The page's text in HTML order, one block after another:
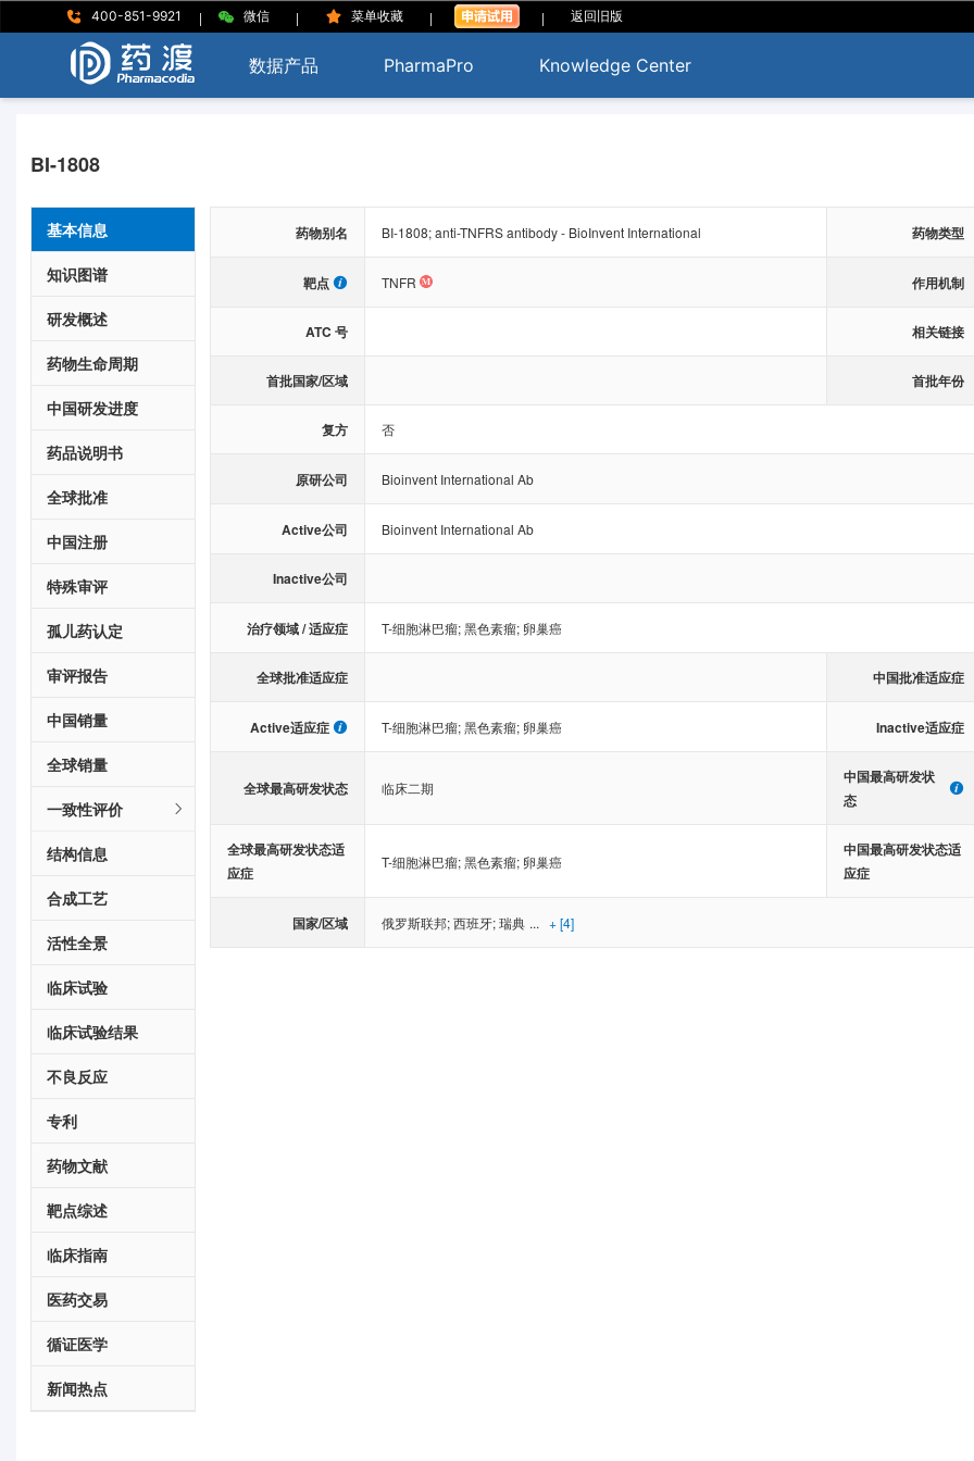
400-851-9921 | 微信 | 菜单收藏 | | 返回旧版
数据产品 PharmaPro Knowledge Center
BI-1808
基本信息
知识图谱
研发概述
药物生命周期
中国研发进度
药品说明书
全球批准
中国注册
特殊审评
孤儿药认定
审评报告
中国销量
全球销量
一致性评价
结构信息
合成工艺
活性全景
临床试验
临床试验结果
不良反应
专利
药物文献
靶点综述
临床指南
医药交易
循证医学
新闻热点
药物别名 BI-1808; anti-TNFRS antibody - BioInvent International 药物类型
靶点 TNFR 作用机制
ATC 号 相关链接
首批国家/区域 首批年份
复方 否
原研公司 Bioinvent International Ab
Active公司 Bioinvent International Ab
Inactive公司
治疗领域 / 适应症 T-细胞淋巴瘤;黑色素瘤; 卵巢癌
全球批准适应症 中国批准适应症
Active适应症 T-细胞淋巴瘤;黑色素瘤; 卵巢癌 Inactive适应症
全球最高研发状态 临床二期
中国最高研发状
态
全球最高研发状态适
应症
T-细胞淋巴瘤;黑色素瘤; 卵巢癌
中国最高研发状态适
应症
国家/区域 俄罗斯联邦;西班牙;瑞典 ... + [4]